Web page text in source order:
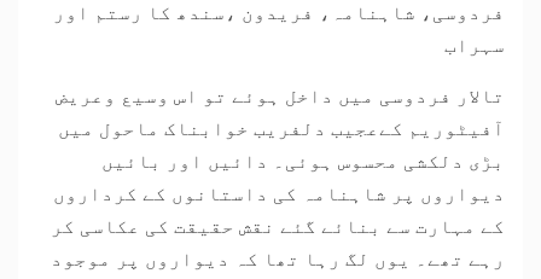
فردوسی، شاہنامہ، فریدون ،سندھ کا رستم اور
سہراب
تالار فردوسی میں داخل ہوئے تو اس وسیع وعریض
آفیٹوریم کےعجیب دلفریب خوابناک ماحول میں
بڑی دلکشی محسوس ہوئی۔ دائیں اور بائیں
دیواروں پر شاہنامہ کی داستانوں کے کرداروں
کے مہارت سے بنائے گئے نقش حقیقت کی عکاسی کر
رہے تھے۔ یوں لگ رہا تھا کہ دیواروں پر موجود